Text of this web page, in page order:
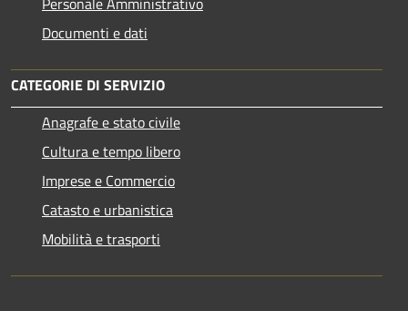
Documenti e dati
CATEGORIE DI SERVIZIO
Anagrafe e stato civile
Cultura e tempo libero
Imprese e Commercio
Catasto e urbanistica
Mobilità e trasporti